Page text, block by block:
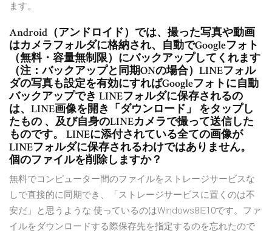
ます。
Android（アンドロイド）では、撮った写真や動画
はカメラフォルダに格納され、自動でGoogleフォト
（無料・容量無制限）にバックアップしてくれます
（注：バックアップと同期ONの場合）LINEフォル
ダの写真も設定を有効にすればGoogleフォトに自動
バックアップでき LINEフォルダに保存されるの
は、LINE画像を開き「ダウンロード」 をタップし
たもの 、及び自身のLINEカメラで撮って送信した
ものです。 LINEに添付されている全ての画像が
LINEフォルダに保存されるわけではありません。
個のファイルを削除しますか？
無料でコンピューター間のファイルをストレージサービスな
しで直接的に同期でき、「ストレージサービスに置くのは不
安だ」と思うような 使っているのはWindows8IE10です。ファ
イルをダウンロードする際保存先を指定するのを忘れたので